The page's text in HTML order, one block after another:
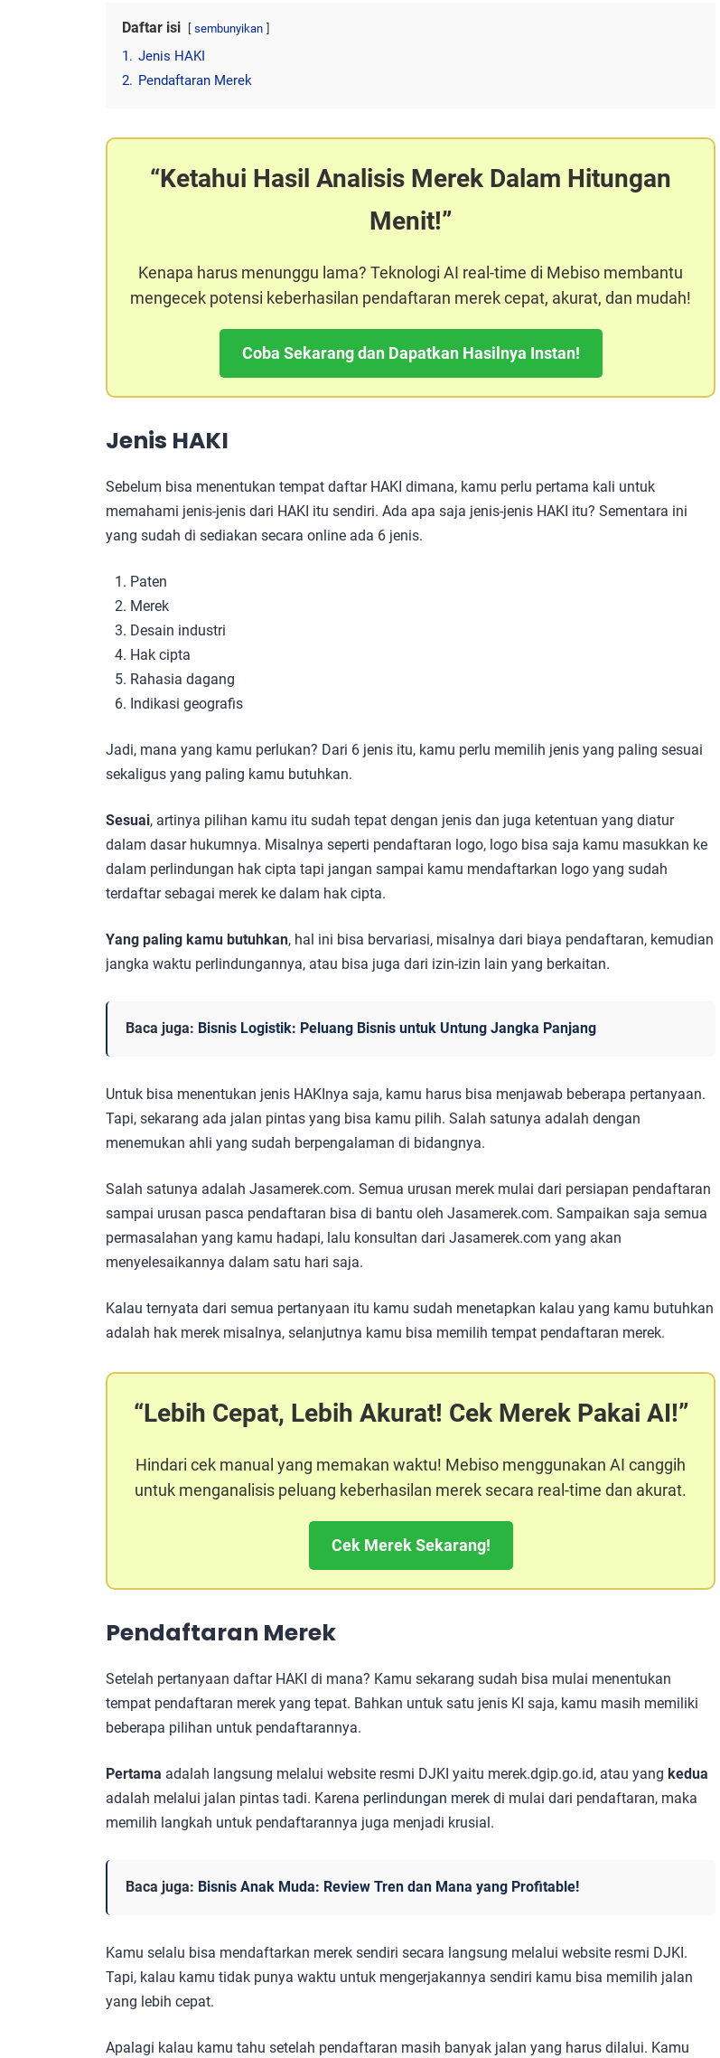
Daftar isi sembunyikan
1. Jenis HAKI
2. Pendaftaran Merek
Ketahui Hasil Analisis Merek Dalam Hitungan
Menit!
Kenapa harus menunggu lama? Teknologi AI real-time di Mebiso membantu
mengecek potensi keberhasilan pendaftaran merek cepat, akurat, dan mudah!
Coba Sekarang dan Dapatkan Hasilnya Instan!
Jenis HAKI
Sebelum bisa menentukan tempat daftar HAKI dimana, kamu perlu pertama kali untuk
memahami jenis-jenis dari HAKI itu sendiri. Ada apa saja jenis-jenis HAKI itu? Sementara ini
yang sudah di sediakan secara online ada 6 jenis.
Paten
Merek
Desain industri
Hak cipta
Rahasia dagang
Indikasi geografis
Jadi, mana yang kamu perlukan? Dari 6 jenis itu, kamu perlu memilih jenis yang paling sesuai
sekaligus yang paling kamu butuhkan.
Sesuai, artinya pilihan kamu itu sudah tepat dengan jenis dan juga ketentuan yang diatur
dalam dasar hukumnya. Misalnya seperti pendaftaran logo, logo bisa saja kamu masukkan ke
dalam perlindungan hak cipta tapi jangan sampai kamu mendaftarkan logo yang sudah
terdaftar sebagai merek ke dalam hak cipta.
Yang paling kamu butuhkan, hal ini bisa bervariasi, misalnya dari biaya pendaftaran, kemudian
jangka waktu perlindungannya, atau bisa juga dari izin-izin lain yang berkaitan.
Baca juga: Bisnis Logistik: Peluang Bisnis untuk Untung Jangka Panjang
Untuk bisa menentukan jenis HAKInya saja, kamu harus bisa menjawab beberapa pertanyaan.
Tapi, sekarang ada jalan pintas yang bisa kamu pilih. Salah satunya adalah dengan
menemukan ahli yang sudah berpengalaman di bidangnya.
Salah satunya adalah Jasamerek.com. Semua urusan merek mulai dari persiapan pendaftaran
sampai urusan pasca pendaftaran bisa di bantu oleh Jasamerek.com. Sampaikan saja semua
permasalahan yang kamu hadapi, lalu konsultan dari Jasamerek.com yang akan
menyelesaikannya dalam satu hari saja.
Kalau ternyata dari semua pertanyaan itu kamu sudah menetapkan kalau yang kamu butuhkan
adalah hak merek misalnya, selanjutnya kamu bisa memilih tempat pendaftaran merek.
Lebih Cepat, Lebih Akurat! Cek Merek Pakai AI!
Hindari cek manual yang memakan waktu! Mebiso menggunakan AI canggih
untuk menganalisis peluang keberhasilan merek secara real-time dan akurat.
Cek Merek Sekarang!
Pendaftaran Merek
Setelah pertanyaan daftar HAKI di mana? Kamu sekarang sudah bisa mulai menentukan
tempat pendaftaran merek yang tepat. Bahkan untuk satu jenis KI saja, kamu masih memiliki
beberapa pilihan untuk pendaftarannya.
Pertama adalah langsung melalui website resmi DJKI yaitu merek.dgip.go.id, atau yang kedua
adalah melalui jalan pintas tadi. Karena perlindungan merek di mulai dari pendaftaran, maka
memilih langkah untuk pendaftarannya juga menjadi krusial.
Baca juga: Bisnis Anak Muda: Review Tren dan Mana yang Profitable!
Kamu selalu bisa mendaftarkan merek sendiri secara langsung melalui website resmi DJKI.
Tapi, kalau kamu tidak punya waktu untuk mengerjakannya sendiri kamu bisa memilih jalan
yang lebih cepat.
Apalagi kalau kamu tahu setelah pendaftaran masih banyak jalan yang harus dilalui. Kamu